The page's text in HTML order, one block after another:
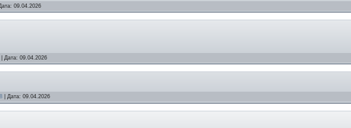
09.04.2026
Дата: 09.04.2026
Дата: 09.04.2026